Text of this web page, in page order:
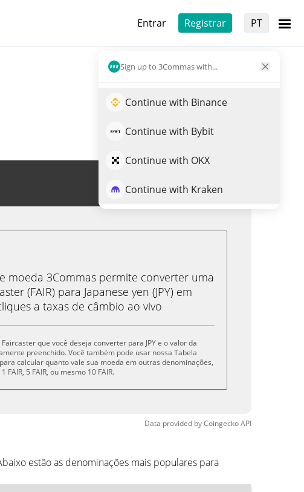
Entrar Registrar PT
Sign up to 3Commas with...
Continue with Binance
Continue with Bybit
Continue with OKX
Continue with Kraken
Trade de FAIR
moeda 3Commas permite converter uma
(FAIR) para Japanese yen (JPY) em
a taxas de câmbio ao vivo
que você deseja converter para JPY e o valor da
preenchido. Você também pode usar nossa Tabela
calcular quanto vale sua moeda em outras denominações,
FAIR, 5 FAIR, ou mesmo 10 FAIR.
Data provided byCoingeckoAPI
estão as denominações mais populares para